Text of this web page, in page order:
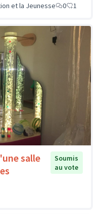
et la Jeunesse
0 1
salle
Soumis
au vote